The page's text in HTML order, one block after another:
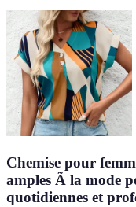
Chemise pour
amples Ã la mode
quotidiennes et